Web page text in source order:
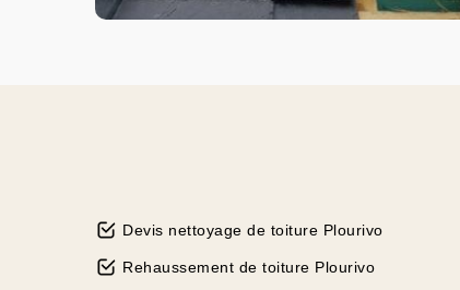
Devis nettoyage de toiture Plourivo
Rehaussement de toiture Plourivo